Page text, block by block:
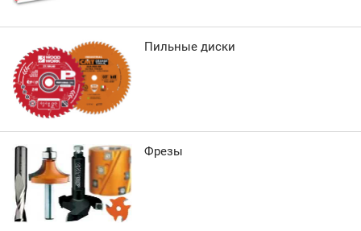
Пильные диски
Фрезы